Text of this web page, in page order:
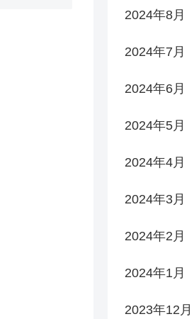
2024年8月
2024年7月
2024年6月
2024年5月
2024年4月
2024年3月
2024年2月
2024年1月
2023年12月